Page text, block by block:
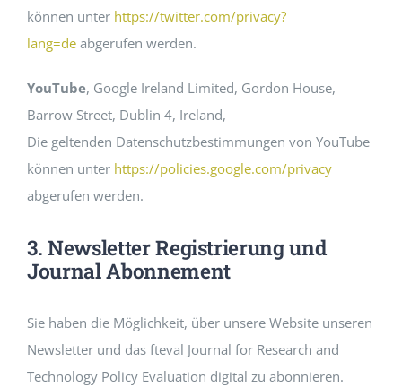
können unter https://twitter.com/privacy?
lang=deabgerufen werden.
YouTube, Google Ireland Limited, Gordon House,
Barrow Street, Dublin 4, Ireland,
Die geltenden Datenschutzbestimmungen von YouTube
können unter https://policies.google.com/privacy
abgerufen werden.
3. Newsletter Registrierung und
Journal Abonnement
Sie haben die Möglichkeit, über unsere Website unseren
Newsletter und das fteval Journal for Research and
Technology Policy Evaluation digital zu abonnieren.